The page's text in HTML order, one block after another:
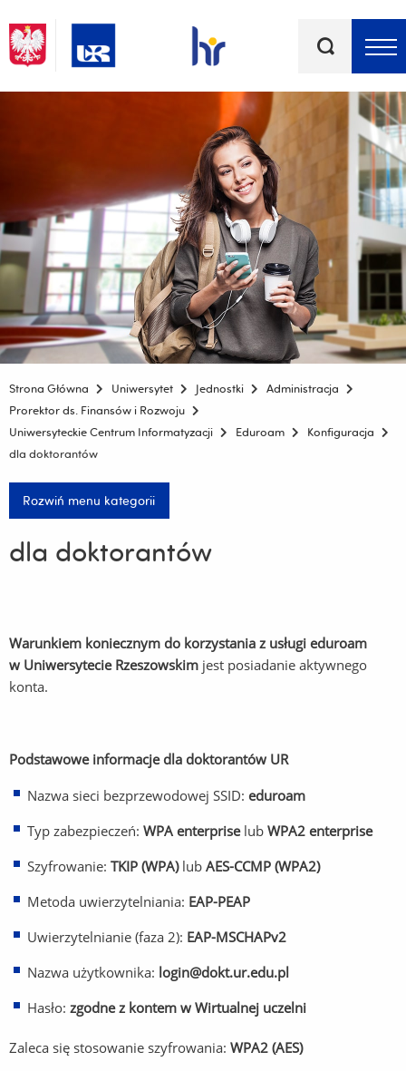
kluczowe
Strona Główna Uniwersytet Jednostki
Administracja
Prorektor ds. Finansów i Rozwoju
Uniwersyteckie Centrum Informatyzacji
Eduroam
Konfiguracja
dla doktorantów
Rozwiń menu kategorii
dla doktorantów
Warunkiem koniecznym do korzystania z usługi eduroam
w Uniwersytecie Rzeszowskim jest posiadanie aktywnego
konta.
Podstawowe informacje dla doktorantów UR
Nazwa sieci bezprzewodowej SSID: eduroam
Typ zabezpieczeń: WPA enterpriselub WPA2 enterprise
Szyfrowanie: TKIP (WPA)lub AES-CCMP (WPA2)
Metoda uwierzytelniania: EAP-PEAP
Uwierzytelnianie (faza 2): EAP-MSCHAPv2
Nazwa użytkownika: login@dokt.ur.edu.pl
Hasło: zgodne z kontem w Wirtualnej uczelni
Zaleca się stosowanie szyfrowania: WPA2 (AES)